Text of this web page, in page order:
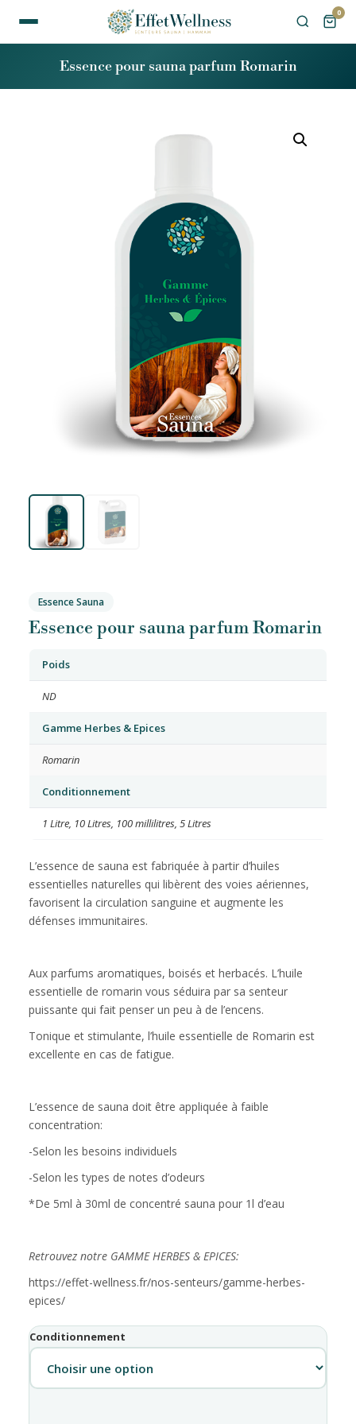
0
Essence pour sauna parfum Romarin
Essence Sauna
Essence pour sauna parfum Romarin
Poids
ND
Gamme Herbes & Epices
Romarin
Conditionnement
1 Litre, 10 Litres, 100 millilitres, 5 Litres
L’essence de sauna est fabriquée à partir d’huiles
essentielles naturelles qui libèrent des voies aériennes,
favorisent la circulation sanguine et augmente les
défenses immunitaires.
Aux parfums aromatiques, boisés et herbacés. L’huile
essentielle de romarin vous séduira par sa senteur
puissante qui fait penser un peu à de l’encens.
Tonique et stimulante, l’huile essentielle de Romarin est
excellente en cas de fatigue.
L’essence de sauna doit être appliquée à faible
concentration:
-Selon les besoins individuels
-Selon les types de notes d’odeurs
*De 5ml à 30ml de concentré sauna pour 1l d’eau
Retrouvez notre GAMME HERBES & EPICES:
https://effet-wellness.fr/nos-senteurs/gamme-herbes-
epices/
Conditionnement